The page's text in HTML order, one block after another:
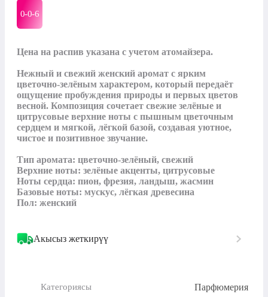
0-0-6
Цена на распив указана с учетом атомайзера.
Нежный и свежий женский аромат с ярким
цветочно‑зелёным характером, который передаёт
ощущение пробуждения природы и первых цветов
весной. Композиция сочетает свежие зелёные и
цитрусовые верхние ноты с пышным цветочным
сердцем и мягкой, лёгкой базой, создавая уютное,
чистое и позитивное звучание.
Тип аромата: цветочно‑зелёный, свежий
Верхние ноты: зелёные акценты, цитрусовые
Ноты сердца: пион, фрезия, ландыш, жасмин
Базовые ноты: мускус, лёгкая древесина
Пол: женский
Акысыз жеткирүү
Категориясы Парфюмерия